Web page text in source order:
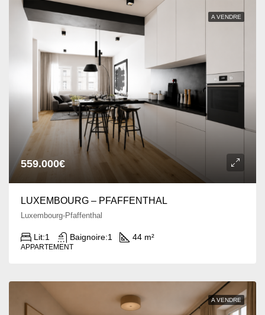
A VENDRE
559.000€
LUXEMBOURG – PFAFFENTHAL
Luxembourg-Pfaffenthal
Lit:1 Baignoire:1 44 m²
APPARTEMENT
A VENDRE